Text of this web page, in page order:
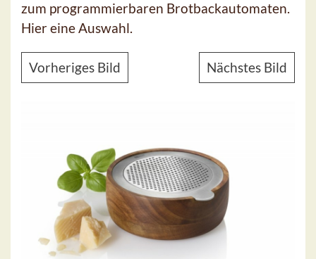
zum programmierbaren Brotbackautomaten.
Hier eine Auswahl.
Vorheriges Bild Nächstes Bild